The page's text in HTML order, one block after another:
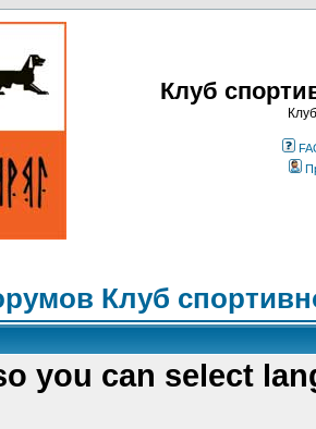
Клуб
Клуб
you can select